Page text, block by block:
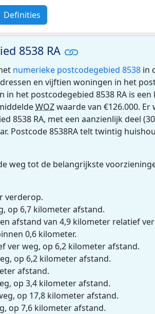
Definities
8538 RA
numerieke postcodegebied 8538 in
en vijftien woningen in het
in het postcodegebied 8538 RA is
WOZwaarde van €126.000.
8538 RA, met een aanzienlijk deel
Postcode 8538RA telt twintig
weg tot de belangrijkste
verderop.
op 6,7 kilometer afstand.
afstand van 4,9 kilometer relatief
0,6 kilometer.
ver weg, op 6,2 kilometer afstand.
op 6,2 kilometer afstand.
afstand.
op 3,4 kilometer afstand.
op 17,8 kilometer afstand.
op 7,6 kilometer afstand.